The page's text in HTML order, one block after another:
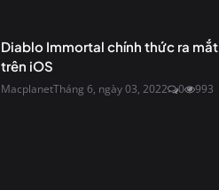
Diablo Immortal chính thức ra mắt
trên iOS
MacplanetTháng 6, ngày 03, 2022 0 993